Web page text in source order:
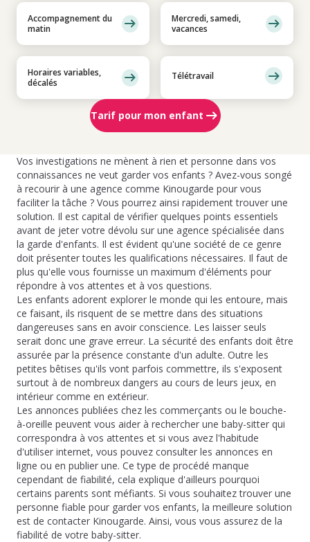
Accompagnement du
matin
Mercredi, samedi,
vacances
Horaires variables,
décalés
Télétravail
Tarif pour mon enfant
Vos investigations ne mènent à rien et personne dans vos
connaissances ne veut garder vos enfants ? Avez-vous songé
à recourir à une agence comme Kinougarde pour vous
faciliter la tâche ? Vous pourrez ainsi rapidement trouver une
solution. Il est capital de vérifier quelques points essentiels
avant de jeter votre dévolu sur une agence spécialisée dans
la garde d'enfants. Il est évident qu'une société de ce genre
doit présenter toutes les qualifications nécessaires. Il faut de
plus qu'elle vous fournisse un maximum d'éléments pour
répondre à vos attentes et à vos questions.
Les enfants adorent explorer le monde qui les entoure, mais
ce faisant, ils risquent de se mettre dans des situations
dangereuses sans en avoir conscience. Les laisser seuls
serait donc une grave erreur. La sécurité des enfants doit être
assurée par la présence constante d'un adulte. Outre les
petites bêtises qu'ils vont parfois commettre, ils s'exposent
surtout à de nombreux dangers au cours de leurs jeux, en
intérieur comme en extérieur.
Les annonces publiées chez les commerçants ou le bouche-
à-oreille peuvent vous aider à rechercher une baby-sitter qui
correspondra à vos attentes et si vous avez l'habitude
d'utiliser internet, vous pouvez consulter les annonces en
ligne ou en publier une. Ce type de procédé manque
cependant de fiabilité, cela explique d'ailleurs pourquoi
certains parents sont méfiants. Si vous souhaitez trouver une
personne fiable pour garder vos enfants, la meilleure solution
est de contacter Kinougarde. Ainsi, vous vous assurez de la
fiabilité de votre baby-sitter.